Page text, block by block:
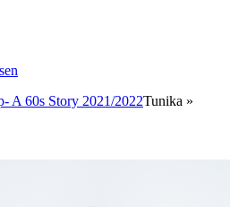
A 60s Story 2021/2022Tunika »